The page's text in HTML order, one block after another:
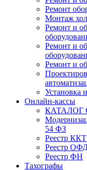
Ремонт
Монтаж
Ремонт и
Ремонт и
Ремонт и
Установка
Онлайн-кассы
КАТАЛОГ
54 ФЗ
Реестр ККТ
Реестр
Реестр ФН
Тахографы